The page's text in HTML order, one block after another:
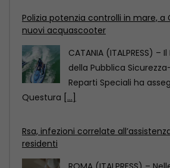
Questura[...]
Rsa, infezioni correlate
residenti
ROMA (ITALPRESS) –
migliaia di residenti
Leucemie, nuove opzioni
forme acute